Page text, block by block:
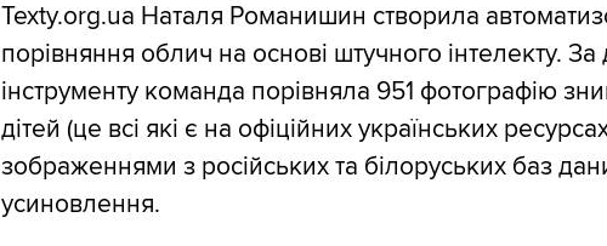
Texty.org.ua Наталя Романишин створила
порівняння облич на основі штучного інтелекту.
інструменту команда порівняла 951 фотографію
дітей (це всі які є на офіційних українських
зображеннями з російських та білоруських баз
усиновлення.